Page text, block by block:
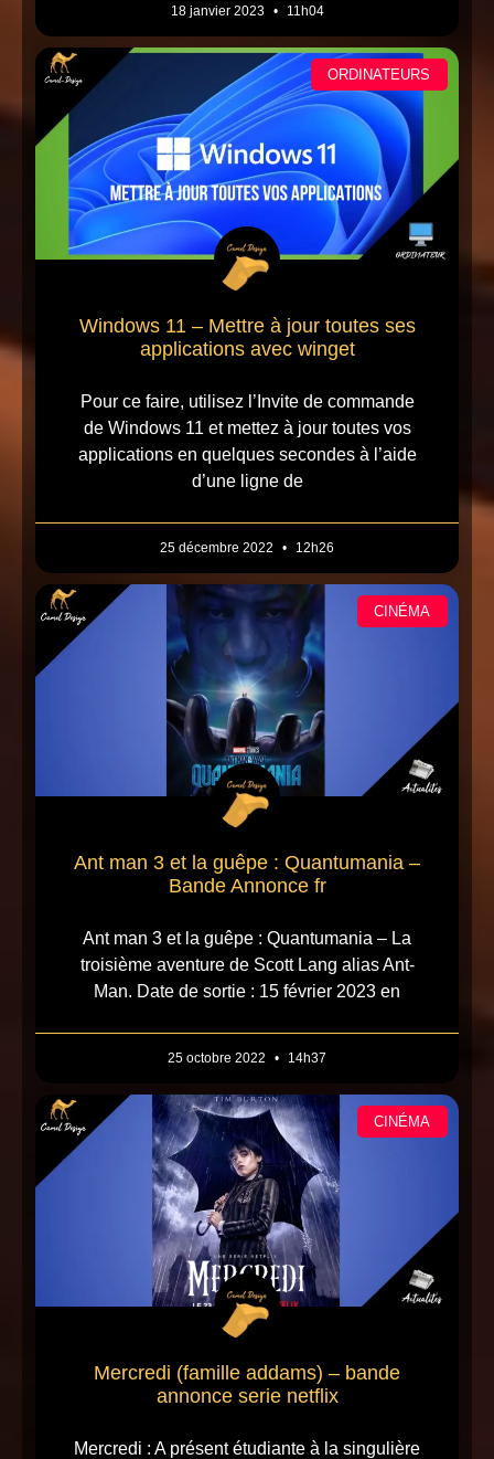
18 janvier 2023 11h04
ORDINATEURS
Windows 11 – Mettre à jour toutes ses
applications avec winget
Pour ce faire, utilisez l’Invite de commande
de Windows 11 et mettez à jour toutes vos
applications en quelques secondes à l’aide
d’une ligne de
25 décembre 2022 12h26
CINÉMA
Ant man 3 et la guêpe : Quantumania –
Bande Annonce fr
Ant man 3 et la guêpe : Quantumania – La
troisième aventure de Scott Lang alias Ant-
Man. Date de sortie : 15 février 2023 en
25 octobre 2022 14h37
CINÉMA
Mercredi (famille addams) – bande
annonce serie netflix
Mercredi : A présent étudiante à la singulière